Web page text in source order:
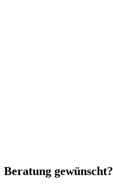
Beratung gewünscht?